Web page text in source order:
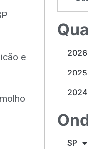
e
2026
2025
2024
SP